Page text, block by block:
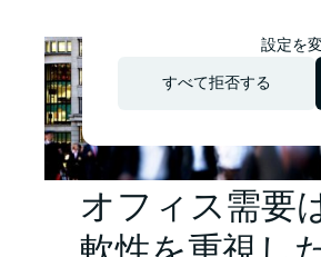
オフィス需要
設定を
すべて拒否する